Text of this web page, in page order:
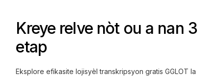
Kreye relve nòt ou a nan 3
etap
Eksplore efikasite lojisyèl transkripsyon gratis GGLOT la